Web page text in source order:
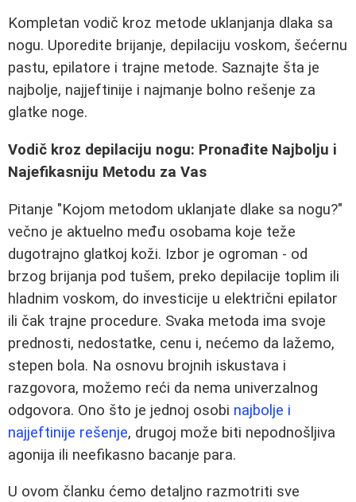
Kompletan vodič kroz metode uklanjanja dlaka sa
nogu. Uporedite brijanje, depilaciju voskom, šećernu
pastu, epilatore i trajne metode. Saznajte šta je
najbolje, najjeftinije i najmanje bolno rešenje za
glatke noge.
Vodič kroz depilaciju nogu: Pronađite Najbolju i
Najefikasniju Metodu za Vas
Pitanje "Kojom metodom uklanjate dlake sa nogu?"
večno je aktuelno među osobama koje teže
dugotrajno glatkoj koži. Izbor je ogroman - od
brzog brijanja pod tušem, preko depilacije toplim ili
hladnim voskom, do investicije u električni epilator
ili čak trajne procedure. Svaka metoda ima svoje
prednosti, nedostatke, cenu i, nećemo da lažemo,
stepen bola. Na osnovu brojnih iskustava i
razgovora, možemo reći da nema univerzalnog
odgovora. Ono što je jednoj osobi najbolje i
najjeftinije rešenje, drugoj može biti nepodnošljiva
agonija ili neefikasno bacanje para.
U ovom članku ćemo detaljno razmotriti sve